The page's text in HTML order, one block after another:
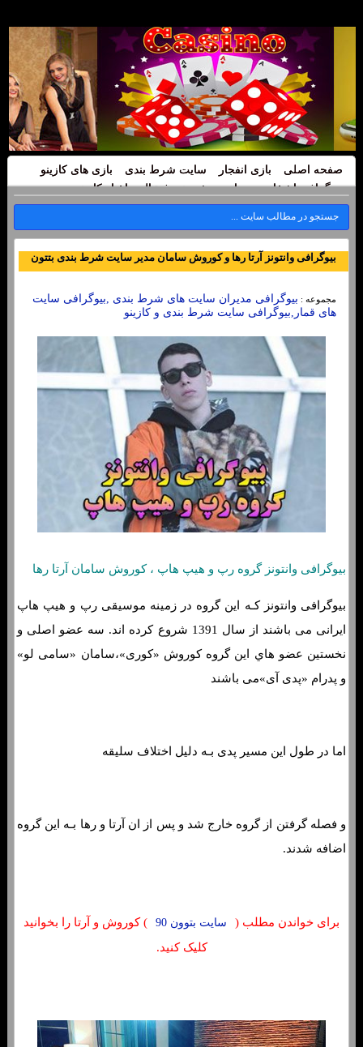
صفحه اصلی بازی انفجار سایت شرط بندی
بازی های کازینو
بیوگرافی اشخاص
سایت پیش بینی فوتبال اخبار کازینو
بیوگرافی وانتونز آرتا رها و کوروش سامان مدیر سایت شرط بندی بتتون
مجموعه : بیوگرافی مدیران سایت های شرط بندی ,بیوگرافی سایت
های قمار,بیوگرافی سایت شرط بندی و کازینو
بیوگرافی وانتونز گروه رپ و هیپ هاپ ، کوروش سامان آرتا رها
بیوگرافی وانتونز کـه این گروه در زمینه موسیقی رپ و هیپ هاپ
ایرانی می باشند از سال 1391 شروع کرده اند. سه عضو اصلی و
نخستین عضو هاي‌ این گروه کوروش «کوری»،سامان «سامی لو»
و پدرام «پدی آی»می باشند
اما در طول این مسیر پدی بـه دلیل اختلاف سلیقه
و فصله گرفتن از گروه خارج شد و پس از ان آرتا و رها بـه این گروه
اضافه شدند.
برای خواندن مطلب ( سایت بتوون 90
) کوروش و آرتا را بخوانید
کلیک کنید.